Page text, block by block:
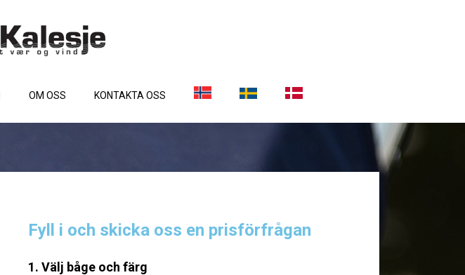
OM OSS KONTAKTA OSS
Fyll i och skicka oss en prisförfrågan
1. Välj båge och färg